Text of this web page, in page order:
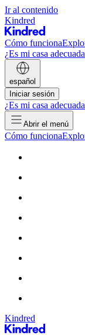
Ir al contenido
Kindred
Cómo funciona
¿Es mi casa
español
Iniciar sesión
¿Es mi casa
Abrir el menú
Cómo funciona
Kindred